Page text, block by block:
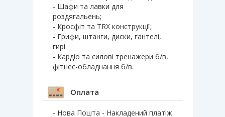
- Шафи та лавки для
роздягальень;
- Кросфіт та TRX конструкції;
- Грифи, штанги, диски, гантелі,
гирі.
- Кардіо та силові тренажери б/в,
фітнес-обладнання б/в.
Оплата
- Нова Пошта - Накладений платіж